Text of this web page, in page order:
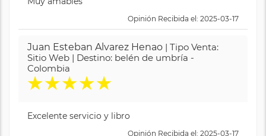
Opinión Recibida el: 2025-03-17
Juan Esteban Alvarez Henao | Tipo Venta:
Sitio Web | Destino: belén de umbría -
Colombia
★★★★★
Excelente servicio y libro
Opinión Recibida el: 2025-03-17